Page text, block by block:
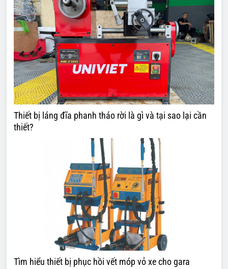
Thiết bị láng đĩa phanh tháo rời là gì và tại sao lại cần
thiết?
Tìm hiểu thiết bị phục hồi vết móp vỏ xe cho gara